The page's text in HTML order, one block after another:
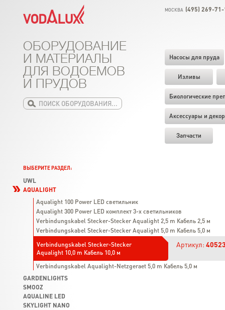
МОСКВА (495) 269-
Насосы для пруда
Изливы
Биологические
Аксессуары и декор
Запчасти
ОБОРУДОВАНИЕ
И МАТЕРИАЛЫ
ДЛЯ ВОДОЕМОВ
И ПРУДОВ
ВЫБЕРИТЕ РАЗДЕЛ:
UWL
AQUALIGHT
Aqualight 100 Power LED светильник
Aqualight 300 Power LED комплект 3-х светильников
Verbindungskabel Stecker-Stecker Aqualight 2,5 m Кабель 2,5 м
Verbindungskabel Stecker-Stecker Aqualight 5,0 m Кабель 5,0 м
Verbindungskabel Stecker-Stecker
Aqualight 10,0 m Кабель 10,0 м
Артикул:
Verbindungskabel Aqualight-Netzgeraet 5,0 m Кабель 5,0 м
GARDENLIGHTS
SMOOZ
AQUALINE LED
SKYLIGHT NANO